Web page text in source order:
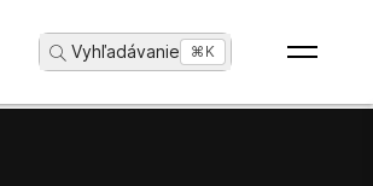
Vyhľadávanie ...⌘K